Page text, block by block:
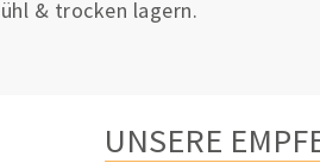
& trocken lagern.
UNSERE